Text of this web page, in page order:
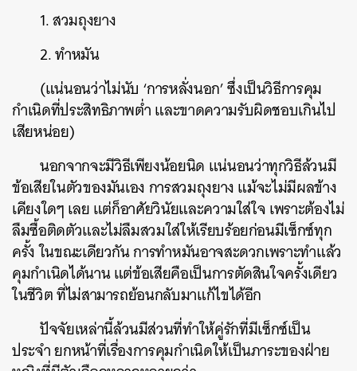
1. สวมถุงยาง
2. ทำหมัน
(แน่นอนว่าไม่นับ ‘การหลั่งนอก’ ซึ่งเป็นวิธีการคุม
กำเนิดที่ประสิทธิภาพต่ำ และขาดความรับผิดชอบเกินไป
เสียหน่อย)
นอกจากจะมีวิธีเพียงน้อยนิด แน่นอนว่าทุกวิธีล้วนมี
ข้อเสียในตัวของมันเอง การสวมถุงยาง แม้จะไม่มีผลข้าง
เคียงใดๆ เลย แต่ก็อาศัยวินัยและความใส่ใจ เพราะต้องไม่
ลืมซื้อติดตัวและไม่ลืมสวมใส่ให้เรียบร้อยก่อนมีเซ็กซ์ทุก
ครั้ง ในขณะเดียวกัน การทำหมันอาจสะดวกเพราะทำแล้ว
คุมกำเนิดได้นาน แต่ข้อเสียคือเป็นการตัดสินใจครั้งเดียว
ในชีวิต ที่ไม่สามารถย้อนกลับมาแก้ไขได้อีก
ปัจจัยเหล่านี้ล้วนมีส่วนที่ทำให้คู่รักที่มีเซ็กซ์เป็น
ประจำ ยกหน้าที่เรื่องการคุมกำเนิดให้เป็นภาระของฝ่าย